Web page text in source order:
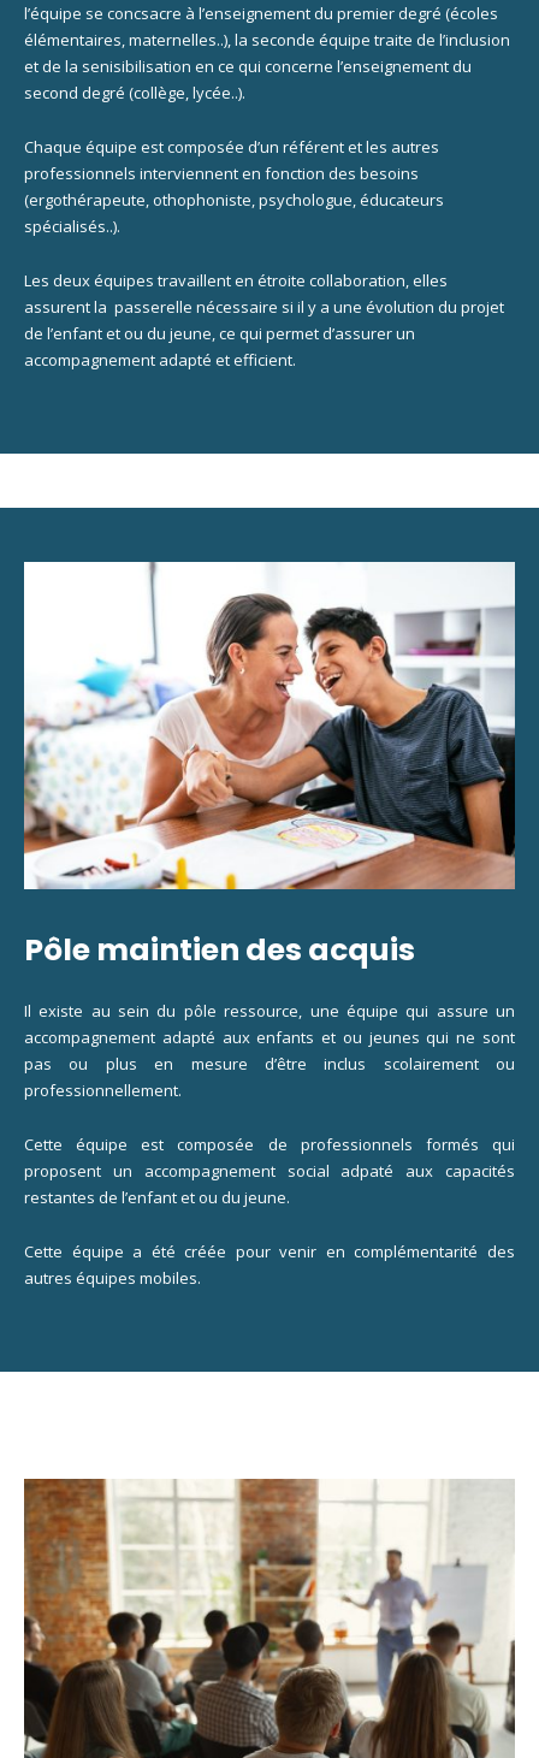
l’équipe se concsacre à l’enseignement du premier degré (écoles
élémentaires, maternelles..), la seconde équipe traite de l’inclusion
et de la senisibilisation en ce qui concerne l’enseignement du
second degré (collège, lycée..).
Chaque équipe est composée d’un référent et les autres
professionnels interviennent en fonction des besoins
(ergothérapeute, othophoniste, psychologue, éducateurs
spécialisés..).
Les deux équipes travaillent en étroite collaboration, elles
assurent la passerelle nécessaire si il y a une évolution du projet
de l’enfant et ou du jeune, ce qui permet d’assurer un
accompagnement adapté et efficient.
Pôle maintien des acquis
Il existe au sein du pôle ressource, une équipe qui assure un
accompagnement adapté aux enfants et ou jeunes qui ne sont
pas ou plus en mesure d’être inclus scolairement ou
professionnellement.
Cette équipe est composée de professionnels formés qui
proposent un accompagnement social adpaté aux capacités
restantes de l’enfant et ou du jeune.
Cette équipe a été créée pour venir en complémentarité des
autres équipes mobiles.